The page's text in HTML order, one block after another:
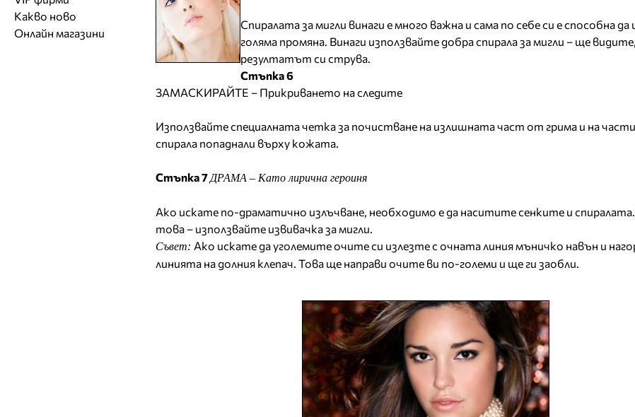
Спиралата за мигли винаги е много важна и сама по себе си е способна
голяма промяна. Винаги използвайте добра спирала за мигли – ще
резултатът си струва.
Стъпка 6
ЗАМАСКИРАЙТЕ – Прикриването на следите
Използвайте специалната четка за почистване на излишната част от грима и на
спирала попаднали върху кожата.
Стъпка 7 ДРАМА – Като лирична героиня
Ако искате по-драматично излъчване, необходимо е да наситите сенките и
това – използвайте извивачка за мигли.
Съвет: Ако искате да уголемите очите си излезте с очната линия мъничко навън и
линията на долния клепач. Това ще направи очите ви по-големи и ще ги заобли.
Модни дизайнери
Бутици
Обувки
Други аксесоари
Солариуми
Фитнес и здраве
Работа на ишлеме
CAD/CAM услуги
Модни списания
Сватбени агенции
Магазини за обувки
Магазини за aксесоари
Какво ново
Онлайн магазини